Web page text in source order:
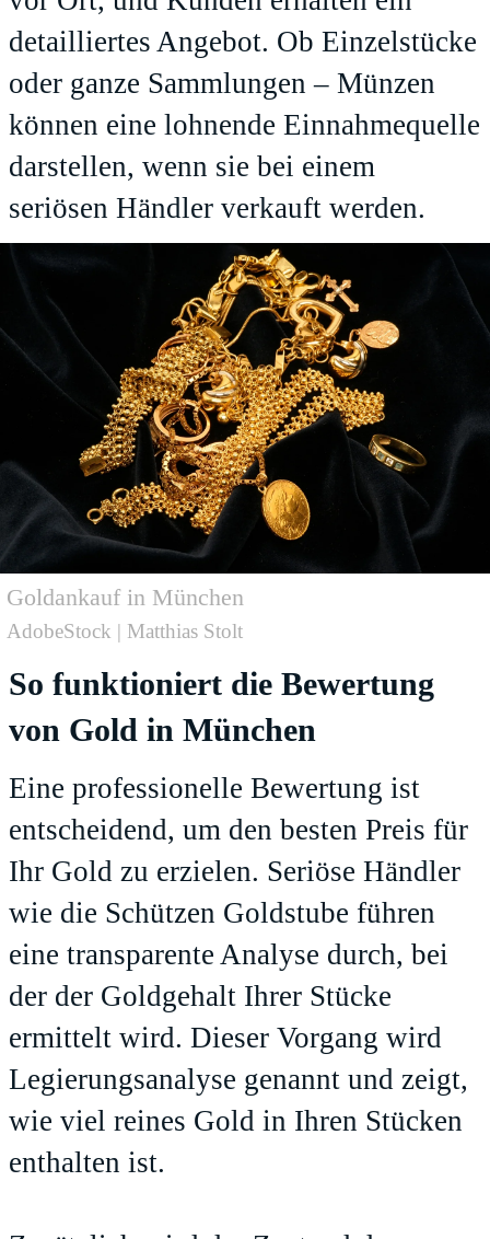
detailliertes Angebot. Ob Einzelstücke
oder ganze Sammlungen – Münzen
können eine lohnende Einnahmequelle
darstellen, wenn sie bei einem
seriösen Händler verkauft werden.
Goldankauf in München
AdobeStock | Matthias Stolt
So funktioniert die Bewertung
von Gold in München
Eine professionelle Bewertung ist
entscheidend, um den besten Preis für
Ihr Gold zu erzielen. Seriöse Händler
wie die Schützen Goldstube führen
eine transparente Analyse durch, bei
der der Goldgehalt Ihrer Stücke
ermittelt wird. Dieser Vorgang wird
Legierungsanalyse genannt und zeigt,
wie viel reines Gold in Ihren Stücken
enthalten ist.